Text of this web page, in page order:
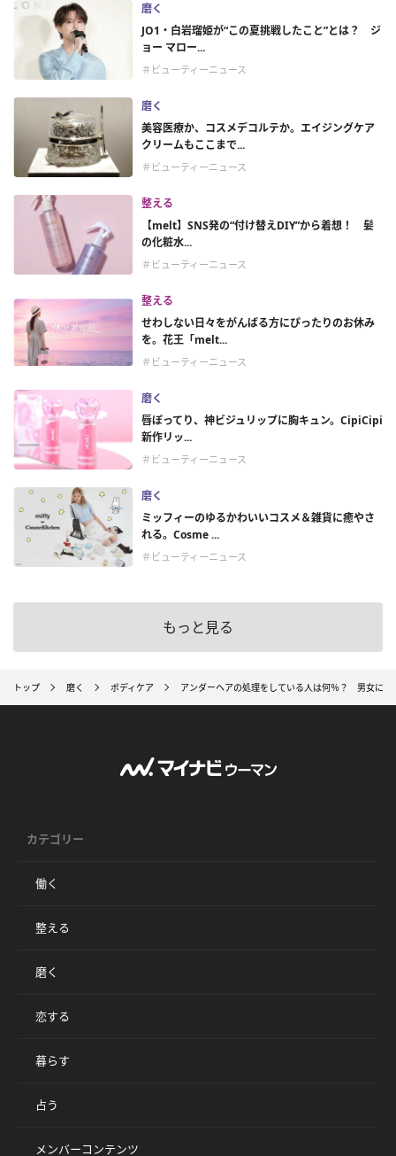
磨く
JO1・白岩瑠姫が“この夏挑戦したこと”とは？ ジ
ョー マロー...
＃ビューティーニュース
磨く
美容医療か、コスメデコルテか。エイジングケア
クリームもここまで...
＃ビューティーニュース
整える
【melt】SNS発の“付け替えDIY”から着想！ 髪
の化粧水...
＃ビューティーニュース
整える
せわしない日々をがんばる方にぴったりのお休み
を。花王「melt...
＃ビューティーニュース
磨く
唇ぽってり、神ビジュリップに胸キュン。CipiCipi
新作リッ...
＃ビューティーニュース
磨く
ミッフィーのゆるかわいいコスメ＆雑貨に癒やさ
れる。Cosme ...
＃ビューティーニュース
もっと見る
トップ 磨く ボディケア アンダーヘアの処理をしている人は何％？ 男女に聞
カテゴリー
働く
整える
磨く
恋する
暮らす
占う
メンバーコンテンツ